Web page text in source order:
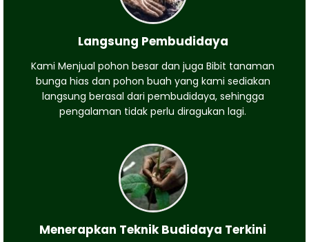
Langsung Pembudidaya
Kami Menjual pohon besar dan juga Bibit tanaman
bunga hias dan pohon buah yang kami sediakan
langsung berasal dari pembudidaya, sehingga
pengalaman tidak perlu diragukan lagi.
Menerapkan Teknik Budidaya Terkini